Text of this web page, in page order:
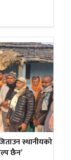
स्थानीयको
छैन’